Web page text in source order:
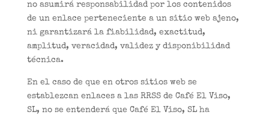
no asumirá responsabilidad por los contenidos
de un enlace perteneciente a un sitio web ajeno,
ni garantizará la fiabilidad, exactitud,
amplitud, veracidad, validez y disponibilidad
técnica.
En el caso de que en otros sitios web se
establezcan enlaces a las RRSS de Café El Viso,
SL, no se entenderá que Café El Viso, SL ha